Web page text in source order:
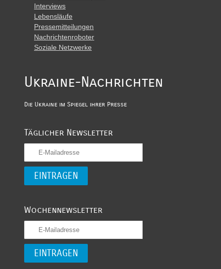
Interviews
Lebensläufe
Pressemitteilungen
Nachrichtenroboter
Soziale Netzwerke
Ukraine-Nachrichten
Die Ukraine im Spiegel ihrer Presse
Täglicher Newsletter
Wochennewsletter